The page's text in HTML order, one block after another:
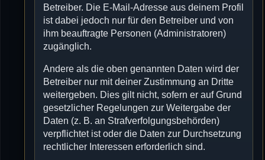
Betreiber. Die E-Mail-Adresse aus deinem Profil
ist dabei jedoch nur für den Betreiber und von
ihm beauftragte Personen (Administratoren)
zugänglich.
Andere als die oben genannten Daten wird der
Betreiber nur mit deiner Zustimmung an Dritte
weitergeben. Dies gilt nicht, sofern er auf Grund
gesetzlicher Regelungen zur Weitergabe der
Daten (z. B. an Strafverfolgungsbehörden)
verpflichtet ist oder die Daten zur Durchsetzung
rechtlicher Interessen erforderlich sind.